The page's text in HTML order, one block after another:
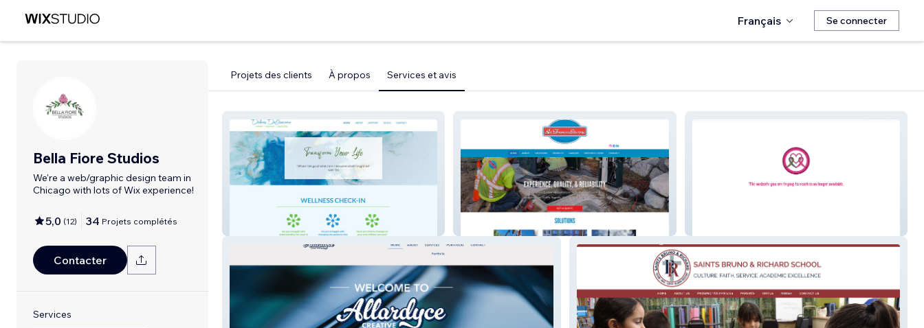
Français Se connecter
Bella Fiore Studios
We're a web/graphic design team in
Chicago with lots of Wix experience!
5,0 (12) 34 Projets complétés
Contacter
Services
Projets des clients À propos Services et avis
Dolores DeGiacomo